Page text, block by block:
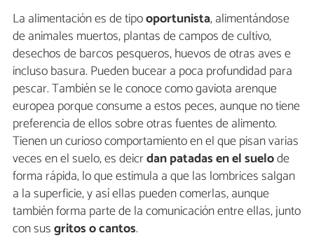
La alimentación es de tipooportunista, alimentándose
de animales muertos, plantas de campos de cultivo,
desechos de barcos pesqueros, huevos de otras aves e
incluso basura. Pueden bucear a poca profundidad para
pescar. También se le conoce como gaviota arenque
europea porque consume a estos peces, aunque no tiene
preferencia de ellos sobre otras fuentes de alimento.
Tienen un curioso comportamiento en el que pisan varias
veces en el suelo, es deicrdan patadas en el suelode
forma rápida, lo que estimula a que las lombrices salgan
a la superficie, y así ellas pueden comerlas, aunque
también forma parte de la comunicación entre ellas, junto
con susgritos o cantos.